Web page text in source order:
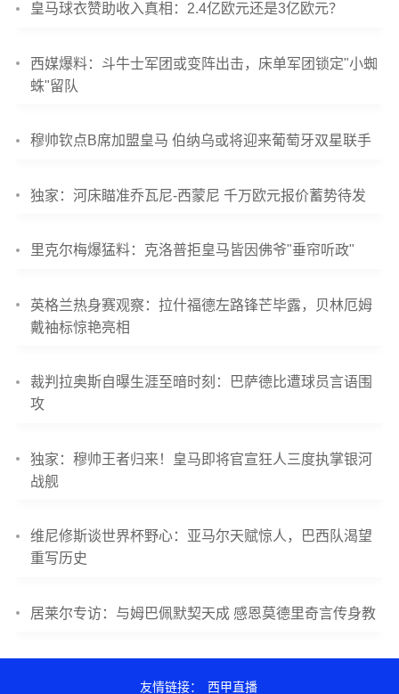
皇马球衣赞助收入真相：2.4亿欧元还是3亿欧元？
西媒爆料：斗牛士军团或变阵出击，床单军团锁定"小蜘
蛛"留队
穆帅钦点B席加盟皇马 伯纳乌或将迎来葡萄牙双星联手
独家：河床瞄准乔瓦尼-西蒙尼 千万欧元报价蓄势待发
里克尔梅爆猛料：克洛普拒皇马皆因佛爷"垂帘听政"
英格兰热身赛观察：拉什福德左路锋芒毕露，贝林厄姆
戴袖标惊艳亮相
裁判拉奥斯自曝生涯至暗时刻：巴萨德比遭球员言语围
攻
独家：穆帅王者归来！皇马即将官宣狂人三度执掌银河
战舰
维尼修斯谈世界杯野心：亚马尔天赋惊人，巴西队渴望
重写历史
居莱尔专访：与姆巴佩默契天成 感恩莫德里奇言传身教
友情链接： 西甲直播